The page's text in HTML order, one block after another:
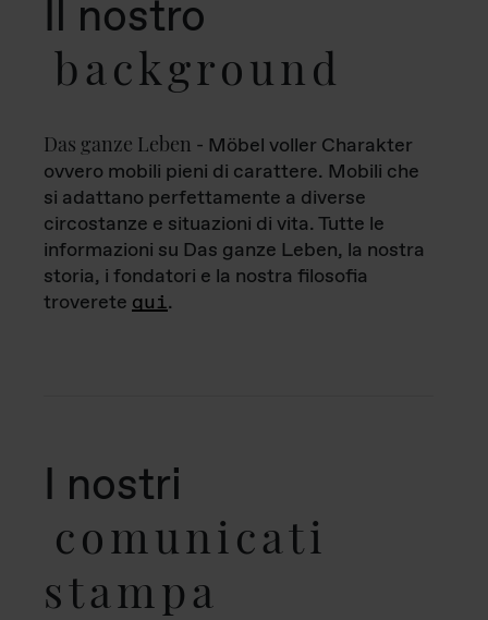
Il nostro
background
Das ganze Leben - Möbel voller Charakter
ovvero mobili pieni di carattere. Mobili che
si adattano perfettamente a diverse
circostanze e situazioni di vita. Tutte le
informazioni su Das ganze Leben, la nostra
storia, i fondatori e la nostra filosofia
troverete qui.
I nostri
comunicati
stampa